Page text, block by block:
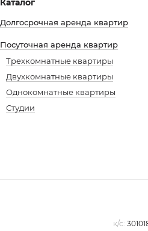
Каталог
Долгосрочная аренда квартир
Посуточная аренда квартир
Трехкомнатные квартиры
Двухкомнатные квартиры
Однокомнатные квартиры
Студии
к/с: